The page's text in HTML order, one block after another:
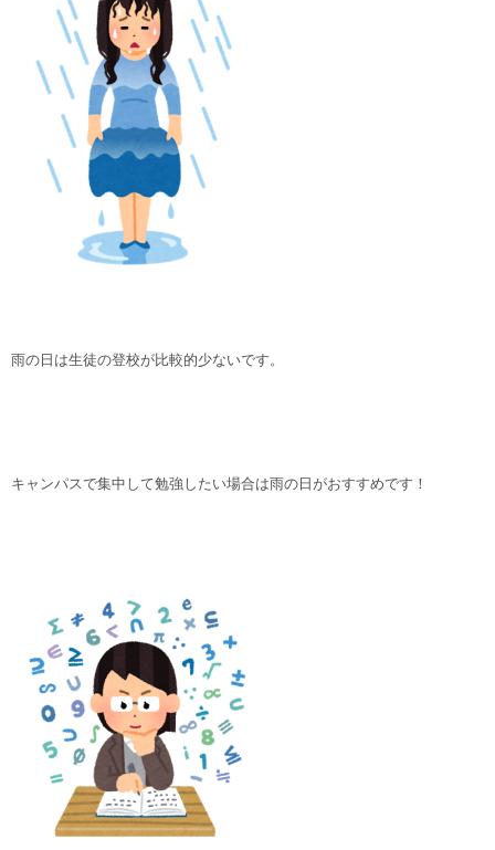
雨の日は生徒の登校が比較的少ないです。
キャンパスで集中して勉強したい場合は雨の日がおすすめです！